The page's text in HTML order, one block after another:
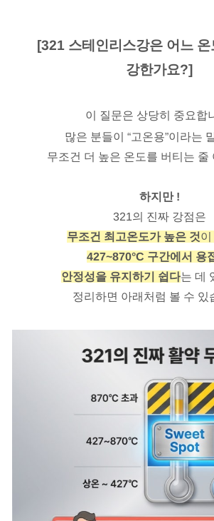
[321 스테인리스강은 어느 온
강한가요?]
이 질문은 상당히 중요합
많은 분들이 “고온용”이라는
무조건 더 높은 온도를 버티는 줄
하지만 !
321의 진짜 강점은
무조건 최고온도가 높은 것
427~870°C 구간에서 용
안정성을 유지하기 쉽다는 데
정리하면 아래처럼 볼 수 있